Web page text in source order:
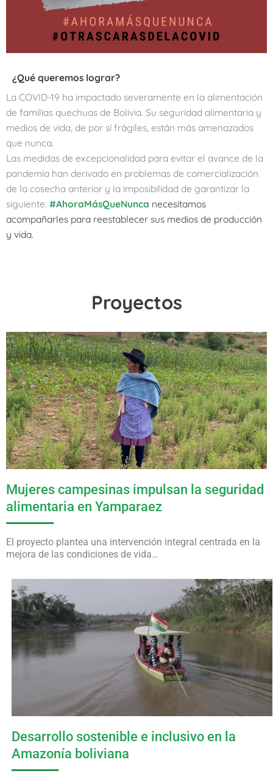
¿Qué queremos lograr?
La COVID-19 ha impactado severamente en la alimentación
de familias quechuas de Bolivia. Su seguridad alimentaria y
medios de vida, de por sí frágiles, están más amenazados
que nunca.
Las medidas de excepcionalidad para evitar el avance de la
pandemia han derivado en problemas de comercialización
de la cosecha anterior y la imposibilidad de garantizar la
siguiente. #AhoraMásQueNunca necesitamos
acompañarles para reestablecer sus medios de producción
y vida.
Proyectos
Mujeres campesinas impulsan la seguridad
alimentaria en Yamparaez
El proyecto plantea una intervención integral centrada en la
mejora de las condiciones de vida…
Desarrollo sostenible e inclusivo en la
Amazonía boliviana